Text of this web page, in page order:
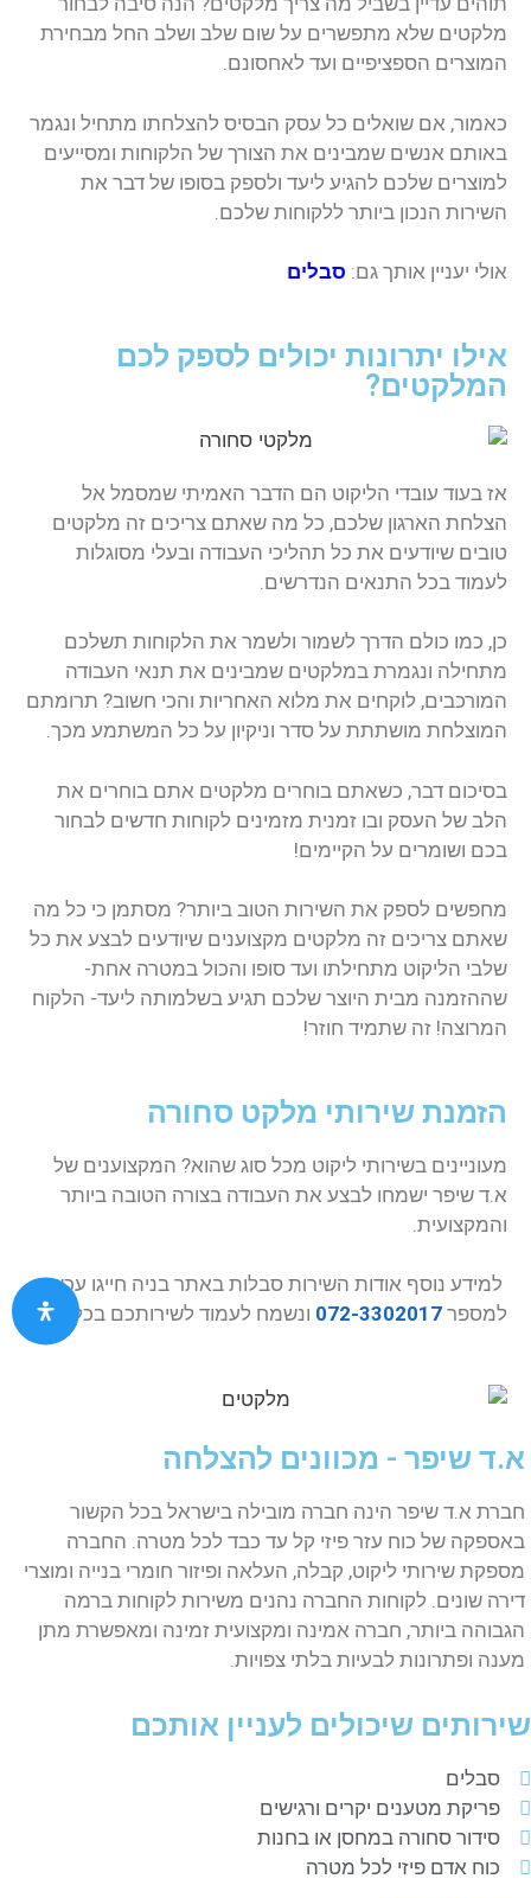
מלקטים שלא מתפשרים על שום שלב ושלב החל מבחירת
המוצרים הספציפיים ועד לאחסונם.
כאמור, אם שואלים כל עסק הבסיס להצלחתו מתחיל ונגמר
באותם אנשים שמבינים את הצורך של הלקוחות ומסייעים
למוצרים שלכם להגיע ליעד ולספק בסופו של דבר את
השירות הנכון ביותר ללקוחות שלכם.
אולי יעניין אותך גם: סבלים
אילו יתרונות יכולים לספק לכם
המלקטים?
אז בעוד עובדי הליקוט הם הדבר האמיתי שמסמל אל
הצלחת הארגון שלכם, כל מה שאתם צריכים זה מלקטים
טובים שיודעים את כל תהליכי העבודה ובעלי מסוגלות
לעמוד בכל התנאים הנדרשים.
כן, כמו כולם הדרך לשמור ולשמר את הלקוחות תשלכם
מתחילה ונגמרת במלקטים שמבינים את תנאי העבודה
המורכבים, לוקחים את מלוא האחריות והכי חשוב? תרומתם
המוצלחת מושתתת על סדר וניקיון על כל המשתמע מכך.
בסיכום דבר, כשאתם בוחרים מלקטים אתם בוחרים את
הלב של העסק ובו זמנית מזמינים לקוחות חדשים לבחור
בכם ושומרים על הקיימים!
מחפשים לספק את השירות הטוב ביותר? מסתמן כי כל מה
שאתם צריכים זה מלקטים מקצוענים שיודעים לבצע את כל
שלבי הליקוט מתחילתו ועד סופו והכול במטרה אחת-
שההזמנה מבית היוצר שלכם תגיע בשלמותה ליעד- הלקוח
המרוצה! זה שתמיד חוזר!
הזמנת שירותי מלקט סחורה
מעוניינים בשירותי ליקוט מכל סוג שהוא? המקצוענים של
א.ד שיפר ישמחו לבצע את העבודה בצורה הטובה ביותר
והמקצועית.
למידע נוסף אודות השירות סבלות באתר בניה חייגו עכשיו
למספר 072-3302017 ונשמח לעמוד לשירותכם בכל עת.
א.ד שיפר - מכוונים להצלחה
חברת א.ד שיפר הינה חברה מובילה בישראל בכל הקשור
באספקה של כוח עזר פיזי קל עד כבד לכל מטרה. החברה
מספקת שירותי ליקוט, קבלה, העלאה ופיזור חומרי בנייה ומוצרי
דירה שונים. לקוחות החברה נהנים משירות לקוחות ברמה
הגבוהה ביותר, חברה אמינה ומקצועית זמינה ומאפשרת מתן
מענה ופתרונות לבעיות בלתי צפויות.
שירותים שיכולים לעניין אותכם
סבלים
פריקת מטענים יקרים ורגישים
סידור סחורה במחסן או בחנות
כוח אדם פיזי לכל מטרה